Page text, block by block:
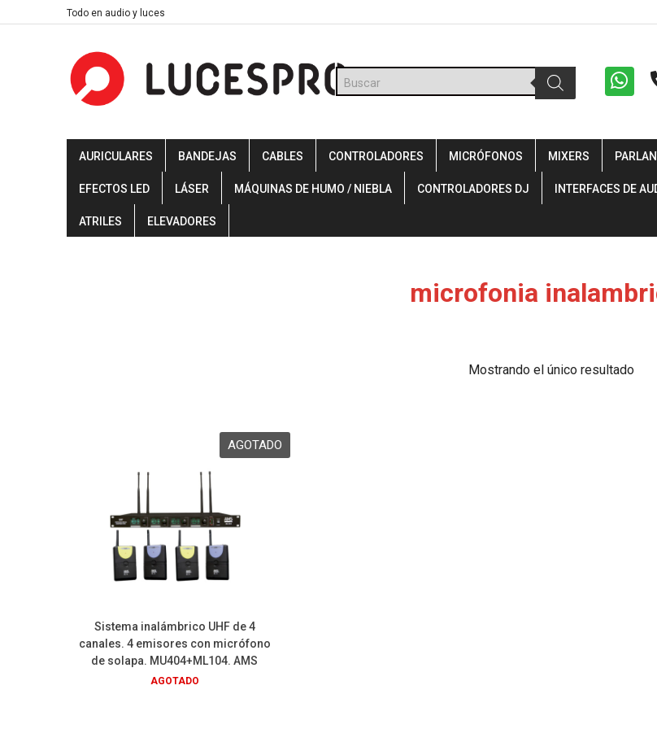
to
Todo en audio y luces
Búsqueda
de
productos
AURICULARES BANDEJAS CABLES CONTROLADORES MICRÓFONOS MIXERS
EFECTOS LED LÁSER MÁQUINAS DE HUMO / NIEBLA CONTROLADORES DJ INTERFACES DE
ATRILES ELEVADORES
microfonia
Mostrando el único resultado
Sistema inalámbrico UHF de 4
canales. 4 emisores con micrófono
de solapa. MU404+ML104. AMS
AGOTADO